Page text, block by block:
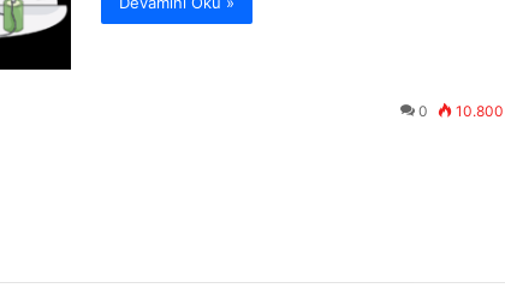
0 10.800